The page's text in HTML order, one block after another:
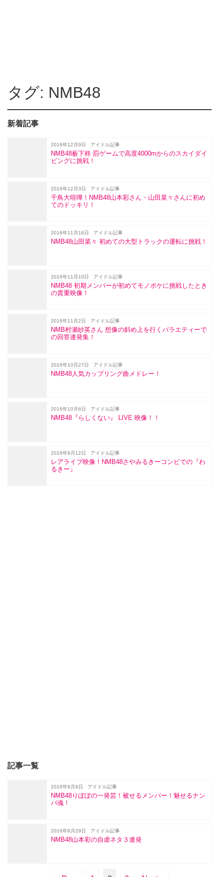
タグ: NMB48
新着記事
2016年12月9日 アイドル記事
NMB48薮下柊 罰ゲームで高度4000mからのスカイダイ
ビングに挑戦！
2016年12月3日 アイドル記事
千鳥大喧嘩！NMB48山本彩さん・山田菜々さんに初め
てのドッキリ！
2016年11月16日 アイドル記事
NMB48山田菜々 初めての大型トラックの運転に挑戦！
2016年11月10日 アイドル記事
NMB48 初期メンバーが初めてモノボケに挑戦したとき
の貴重映像！
2016年11月2日 アイドル記事
NMB村瀬紗英さん 想像の斜め上を行くバラエティーで
の回答連発集！
2016年10月27日 アイドル記事
NMB48人気カップリング曲メドレー！
2016年10月6日 アイドル記事
NMB48『らしくない』 LIVE 映像！！
2016年9月12日 アイドル記事
レアライブ映像！NMB48さやみるきーコンビでの『わ
るきー』
記事一覧
2016年9月9日 アイドル記事
NMB48りぽぽの一発芸！被せるメンバー！魅せるナン
バ魂！
2016年8月29日 アイドル記事
NMB48山本彩の自虐ネタ３連発